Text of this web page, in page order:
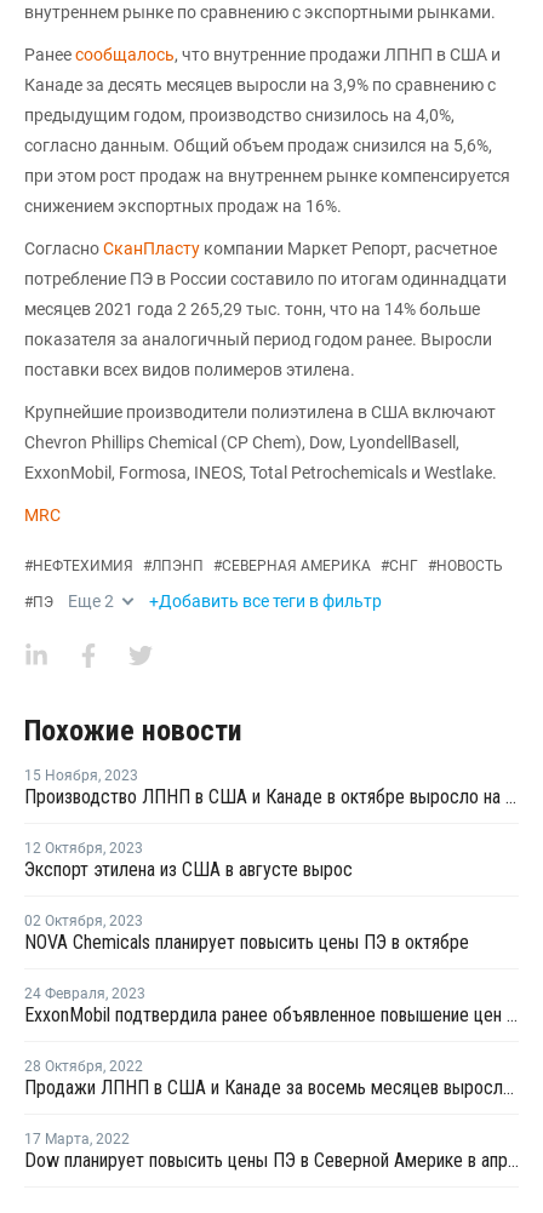
внутреннем рынке по сравнению с экспортными рынками.
Ранеесообщалось, что внутренние продажи ЛПНП в США и
Канаде за десять месяцев выросли на 3,9% по сравнению с
предыдущим годом, производство снизилось на 4,0%,
согласно данным. Общий объем продаж снизился на 5,6%,
при этом рост продаж на внутреннем рынке компенсируется
снижением экспортных продаж на 16%.
СогласноСканПласту компании Маркет Репорт, расчетное
потребление ПЭ в России составило по итогам одиннадцати
месяцев 2021 года 2 265,29 тыс. тонн, что на 14% больше
показателя за аналогичный период годом ранее. Выросли
поставки всех видов полимеров этилена.
Крупнейшие производители полиэтилена в США включают
Chevron Phillips Chemical (CP Chem), Dow, LyondellBasell,
ExxonMobil, Formosa, INEOS, Total Petrochemicals и Westlake.
MRC
#НЕФТЕХИМИЯ #ЛПЭНП #СЕВЕРНАЯ АМЕРИКА #СНГ #НОВОСТЬ
#ПЭ Еще2 +Добавить все теги в фильтр
Похожие новости
15 Ноября, 2023
Производство ЛПНП в США и Канаде в октябре выросло на 7%
12 Октября, 2023
Экспорт этилена из США в августе вырос
02 Октября, 2023
NOVA Chemicals планирует повысить цены ПЭ в октябре
24 Февраля, 2023
ExxonMobil подтвердила ранее объявленное повышение цен ПЭ на февраль
28 Октября, 2022
Продажи ЛПНП в США и Канаде за восемь месяцев выросли на 6%
17 Марта, 2022
Dow планирует повысить цены ПЭ в Северной Америке в апреле